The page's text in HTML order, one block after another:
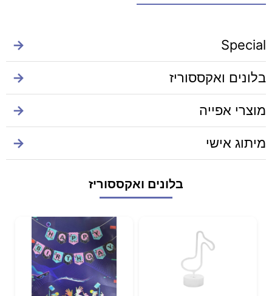
Special
→
בלונים ואקססוריז →
מוצרי אפייה →
מיתוג אישי →
בלונים ואקססוריז